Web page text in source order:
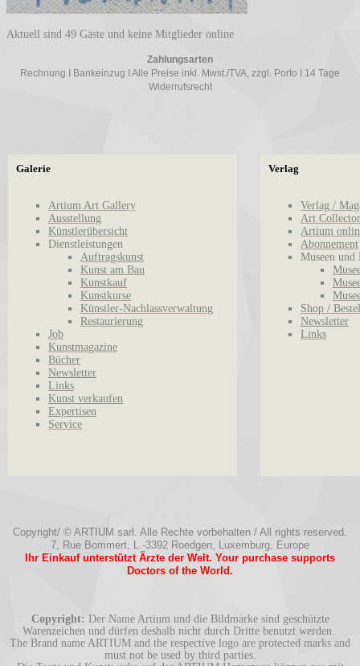
Aktuell sind 49 Gäste und keine Mitglieder online
Zahlungsarten
Rechnung I Bankeinzug I Alle Preise inkl. Mwst./TVA, zzgl. Porto I 14 Tage
Widerrufsrecht
Galerie
Artium Art Gallery
Ausstellung
Künstlerübersicht
Dienstleistungen
Auftragskunst
Kunst am Bau
Kunstkauf
Kunstkurse
Künstler-Nachlassverwaltung
Restaurierung
Job
Kunstmagazine
Bücher
Newsletter
Links
Kunst verkaufen
Expertisen
Service
Verlag
Verlag /
Art
Artium
Abonnement
Museen und
Shop /
Newsletter
Links
Copyright/ © ARTIUM sarl. Alle Rechte vorbehalten / All rights reserved.
7, Rue Bommert, L.-3392 Roedgen, Luxemburg, Europe
Ihr Einkauf unterstützt Ärzte der Welt. Your purchase supports
Doctors of the World.
Copyright: Der Name Artium und die Bildmarke sind geschützte
Warenzeichen und dürfen deshalb nicht durch Dritte benutzt werden.
The Brand name ARTIUM and the respective logo are protected marks and
must not be used by third parties.